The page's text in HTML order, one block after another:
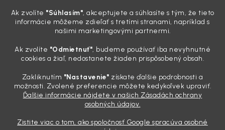
Ak zvolíte "Súhlasím", akceptujete a súhlasíte s tým, že tieto
informácie môžeme zdieľať s tretími stranami, napríklad s
našimi marketingovými partnermi.
Ak zvolíte "Odmietnuť", budeme používať iba nevyhnutné
cookies a žiaľ, nedostanete žiaden prispôsobený obsah.
Zakliknutím "Nastavenie" získate ďalšie podrobnosti a
možnosti. Zvolené preferencie môžete kedykoľvek upraviť.
Ďalšie informácie nájdete v našich Zásadách ochrany
osobných údajov.
Zistite viac o tom, ako spoločnosť Google spracúva osobné
Poznáte ten moment. Vonku svieti slnko, vy sedíte v čerstvo
„upratanom“ aute, no pri pohľade na palubnú dosku vás ide poraziť. V
mriežkach ventilácie, okolo tlačidiel a v švíkoch sedačiek na vás stále
drzo pozerá prach. Handra ani vysávač tam jednodu...
Detailing nemusí stáť výplatu: 5 kúskov autokozmetiky,
31.7.2026
Sobotné ráno, káva v ruke a pred vami zaprášená kapota. Pre
niekoho nuda, pre nás najlepší relax. Lenže keď si v košíku spočítate
pokaziť náladu. Dobrá správa je, že aj profi výbava ...